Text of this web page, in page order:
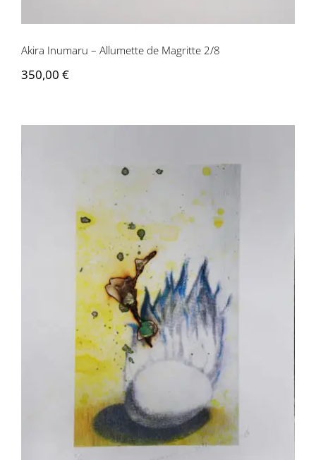
Akira Inumaru – Allumette de Magritte 2/8
350,00 €
Akira Inumaru – Echelle de feu 2/8